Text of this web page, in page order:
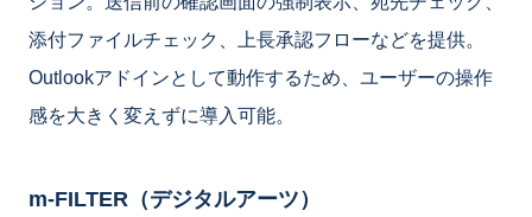
添付ファイルチェック、上長承認フローなどを提供。
Outlookアドインとして動作するため、ユーザーの操作
感を大きく変えずに導入可能。
m-FILTER（デジタルアーツ）